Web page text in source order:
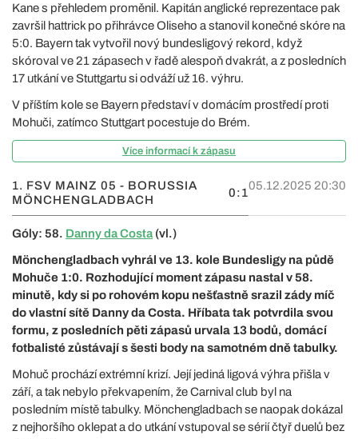
Kane s přehledem proměnil. Kapitán anglické reprezentace pak
završil hattrick po přihrávce Oliseho a stanovil konečné skóre na
5:0. Bayern tak vytvořil nový bundesligový rekord, když
skóroval ve 21 zápasech v řadě alespoň dvakrát, a z posledních
17 utkání ve Stuttgartu si odváží už 16. výhru.
V příštím kole se Bayern představí v domácím prostředí proti
Mohuči, zatímco Stuttgart pocestuje do Brém.
Více informací k zápasu
1. FSV MAINZ 05 - BORUSSIA
MÖNCHENGLADBACH
0:1
05.12.2025 20:30
Góly: 58. Danny da Costa (vl.)
Mönchengladbach vyhrál ve 13. kole Bundesligy na půdě
Mohuče 1:0. Rozhodující moment zápasu nastal v 58.
minutě, kdy si po rohovém kopu nešťastně srazil zády míč
do vlastní sítě Danny da Costa. Hříbata tak potvrdila svou
formu, z posledních pěti zápasů urvala 13 bodů, domácí
fotbalisté zůstávají s šesti body na samotném dně tabulky.
Mohuč prochází extrémní krizí. Její jediná ligová výhra přišla v
září, a tak nebylo překvapením, že Carnival club byl na
posledním místě tabulky. Mönchengladbach se naopak dokázal
z nejhoršího oklepat a do utkání vstupoval se sérií čtyř duelů bez